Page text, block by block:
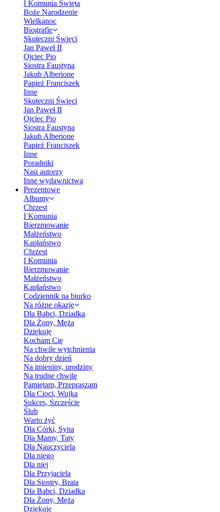
I Komunia Święta
Boże Narodzenie
Wielkanoc
Biografie
Skuteczni Święci
Jan Paweł II
Ojciec Pio
Siostra Faustyna
Jakub Alberione
Papież Franciszek
Inne
Skuteczni Święci
Jan Paweł II
Ojciec Pio
Siostra Faustyna
Jakub Alberione
Papież Franciszek
Inne
Poradniki
Nasi autorzy
Inne wydawnictwa
Prezentowe
Albumy
Chrzest
I Komunia
Bierzmowanie
Małżeństwo
Kapłaństwo
Chrzest
I Komunia
Bierzmowanie
Małżeństwo
Kapłaństwo
Codziennik na biurko
Na różne okazje
Dla Babci, Dziadka
Dla Żony, Męża
Dziękuję
Kocham Cię
Na chwile wytchnienia
Na dobry dzień
Na imieniny, urodziny
Na trudne chwile
Pamiętam, Przepraszam
Dla Cioci, Wujka
Sukces, Szczęście
Ślub
Warto żyć
Dla Córki, Syna
Dla Mamy, Taty
Dla Nauczyciela
Dla niego
Dla niej
Dla Przyjaciela
Dla Siostry, Brata
Dla Babci, Dziadka
Dla Żony, Męża
Dziękuję